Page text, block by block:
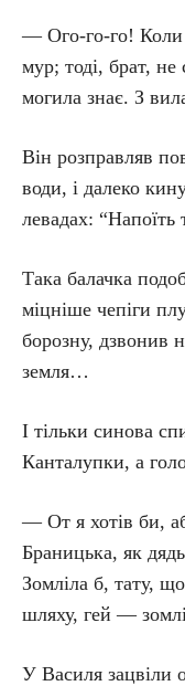
— Ого-го-го! Коли
мур; тоді, брат,
могила знає. З
Він розправляв
води, і далеко
левадах:
Така балачка
міцніше чепіги
борозну, дзвонив
земля…
І тільки синова
Канталупки, а
— От я хотів би,
Браницька, як
Зомліла б, тату,
шляху, гей —
У Василя зацвіли